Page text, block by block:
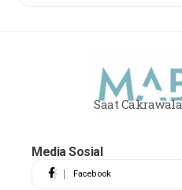
Saat
Media Sosial
Facebook